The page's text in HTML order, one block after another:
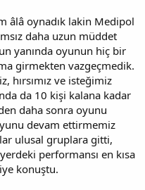
âlâ oynadık lakin Medipol
daha uzun müddet
yanında oyunun hiç bir
girmekten vazgeçmedik.
hırsımız ve isteğimiz
da 10 kişi kalana kadar
daha sonra oyunu
devam ettirmemiz
ulusal gruplara gitti,
performansı en kısa
konuştu.